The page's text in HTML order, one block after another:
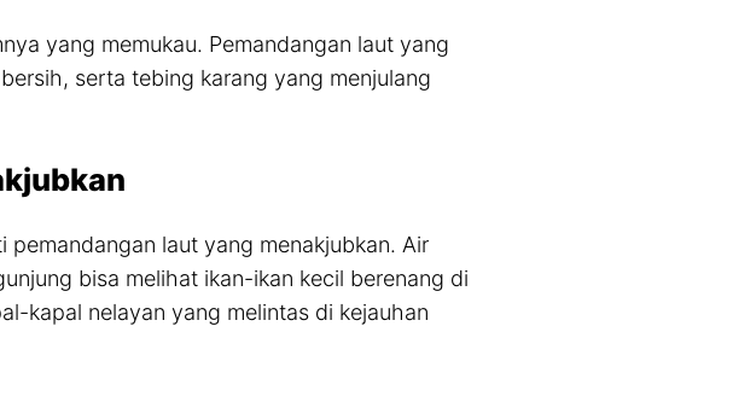
yang memukau. Pemandangan laut yang
serta tebing karang yang menjulang
laut yang menakjubkan. Air
bisa melihat ikan-ikan kecil berenang di
kapal nelayan yang melintas di kejauhan